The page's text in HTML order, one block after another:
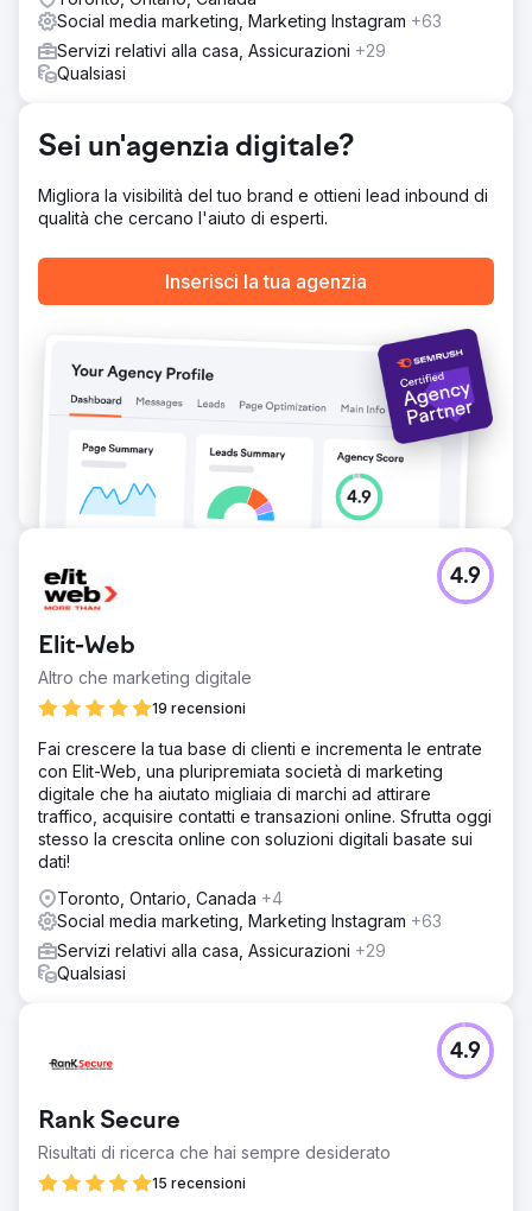
Durante la campagna di marketing digitale di Howard,
abbiamo ottenuto una crescita di 5,8K nelle classifiche di
pagina 1, un aumento del 17% nelle valutazioni medie
riferimento aggiuntivi.
Vai alla pagina agenzia
Social media marketing, Marketing Instagram +63
Servizi relativi alla casa, Assicurazioni +29
Qualsiasi
Sei un'agenzia digitale?
Migliora la visibilità del tuo brand e ottieni lead inbound di
qualità che cercano l'aiuto di esperti.
Inserisci la tua agenzia
Elit-Web
Altro che marketing digitale
19 recensioni
4.9
Fai crescere la tua base di clienti e incrementa le entrate
con Elit-Web, una pluripremiata società di marketing
digitale che ha aiutato migliaia di marchi ad attirare
traffico, acquisire contatti e transazioni online. Sfrutta oggi
stesso la crescita online con soluzioni digitali basate sui
dati!
Toronto, Ontario, Canada +4
Social media marketing, Marketing Instagram +63
Servizi relativi alla casa, Assicurazioni +29
Qualsiasi
Rank Secure
Risultati di ricerca che hai sempre desiderato
15 recensioni
4.9